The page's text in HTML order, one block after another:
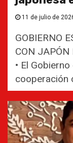
11 de julio de
GOBIERNO
CON JAPÓN
• El
cooperación